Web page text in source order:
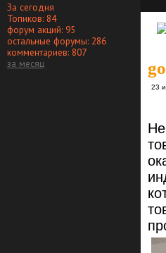
За сегодня
Топиков: 84
форум акций: 95
остальные форумы: 286
комментариев: 807
за месяц
23